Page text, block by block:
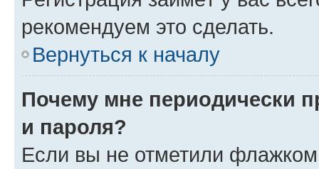
рекомендуем это сделать.
Вернуться к началу
Почему мне периодически
и пароля?
Если вы не отметили